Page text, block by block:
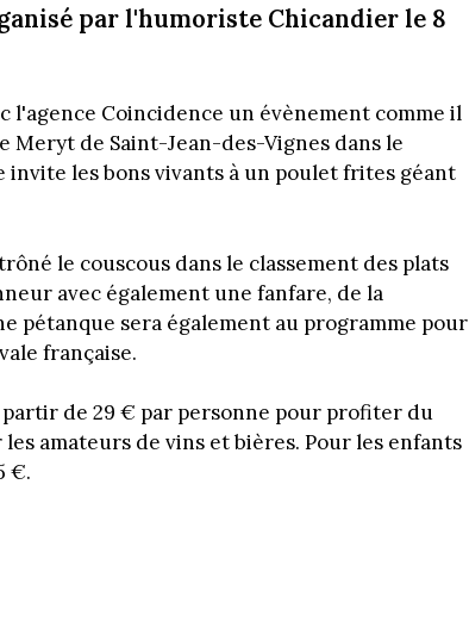
par l'humoriste Chicandier le 8
l'agence Coincidence un évènement comme il
Meryt de Saint-Jean-des-Vignes dans le
invite les bons vivants à un poulet frites géant
le couscous dans le classement des plats
avec également une fanfare, de la
pétanque sera également au programme pour
française.
de 29 € par personne pour profiter du
amateurs de vins et bières. Pour les enfants
€.